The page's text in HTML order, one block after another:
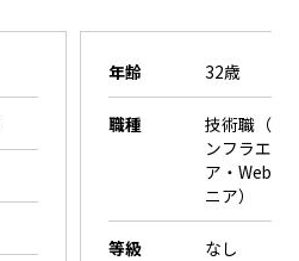
年齢 32歳
職種
技術職（SE
ンフラエン
ア・Webエ
ニア）
等級 なし